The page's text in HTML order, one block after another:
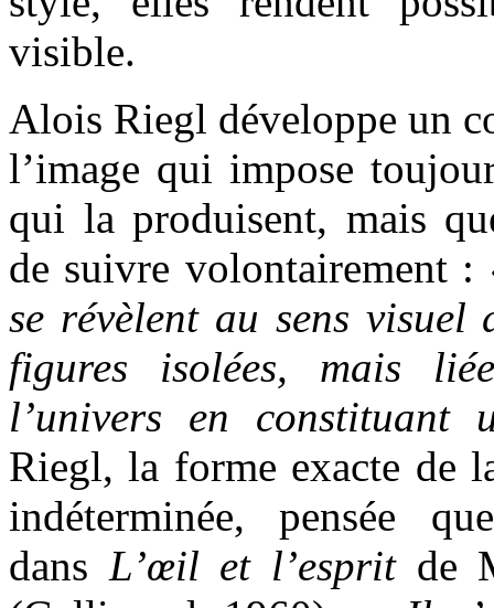
visible.
Alois Riegl développe un
l’image qui impose
qui la produisent, mais
de suivre volontairement
se révèlent au sens visuel
figures isolées, mais
l’univers en
Riegl, la forme exacte de
indéterminée, pensée
dans L’œil et l’espritde